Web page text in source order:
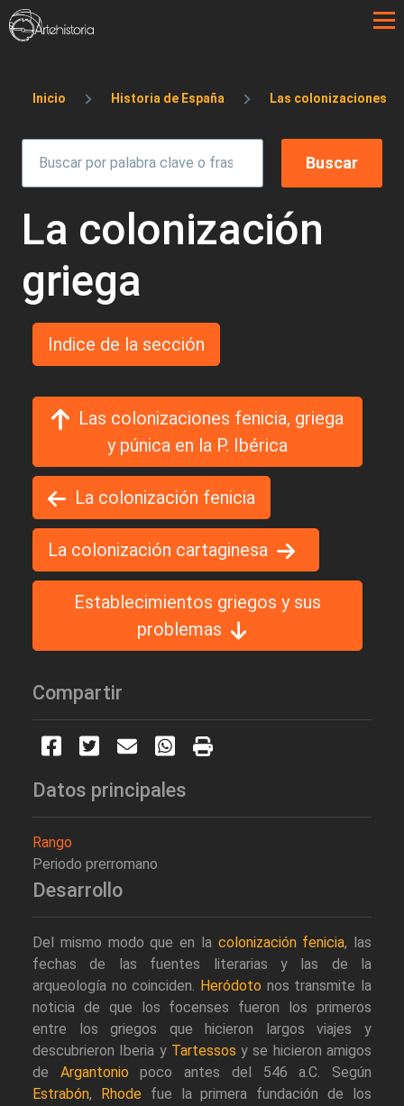
Pasar al contenido principal
Sobrescribir enlaces de ayuda a la
Inicio Historia de España Las colonizaciones
La colonización
griega
Indice de la sección
Las colonizaciones fenicia, griega
y púnica en la P. Ibérica
La colonización fenicia
La colonización cartaginesa
Establecimientos griegos y sus
problemas
Compartir
Datos principales
Rango
Periodo prerromano
Desarrollo
Del mismo modo que en la colonización fenicia, las
fechas de las fuentes literarias y las de la
arqueología no coinciden. Heródoto nos transmite la
noticia de que los focenses fueron los primeros
entre los griegos que hicieron largos viajes y
descubrieron Iberia y Tartessos y se hicieron amigos
de Argantonio poco antes del 546 a.C. Según
Estrabón, Rhode fue la primera fundación de los